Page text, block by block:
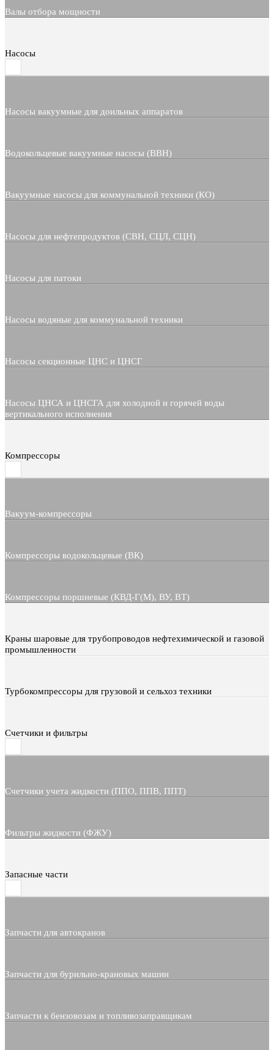
Валы отбора мощности
Насосы
Насосы вакуумные для доильных аппаратов
Водокольцевые вакуумные насосы (ВВН)
Вакуумные насосы для коммунальной техники (КО)
Насосы для нефтепродуктов (СВН, СЦЛ, СЦН)
Насосы для патоки
Насосы водяные для коммунальной техники
Насосы секционные ЦНС и ЦНСГ
Насосы ЦНСА и ЦНСГА для холодной и горячей воды
вертикального исполнения
Компрессоры
Вакуум-компрессоры
Компрессоры водокольцевые (ВК)
Компрессоры поршневые (КВД-Г(М), ВУ, ВТ)
Краны шаровые для трубопроводов нефтехимической и газовой
промышленности
Турбокомпрессоры для грузовой и сельхоз техники
Счетчики и фильтры
Счетчики учета жидкости (ППО, ППВ, ППТ)
Фильтры жидкости (ФЖУ)
Запасные части
Запчасти для автокранов
Запчасти для бурильно-крановых машин
Запчасти к бензовозам и топливозаправщикам